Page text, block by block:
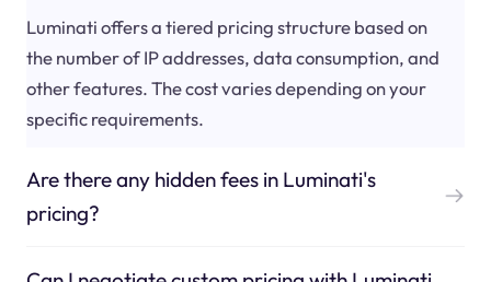
Luminati offers a tiered pricing structure based on
the number of IP addresses, data consumption, and
other features. The cost varies depending on your
specific requirements.
Are there any hidden fees in Luminati's
pricing?